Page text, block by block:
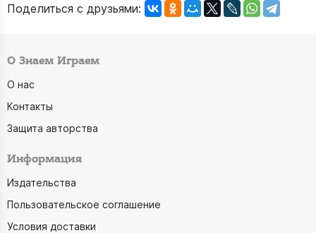
Поделиться с друзьями:
О Знаем Играем
О нас
Контакты
Защита авторства
Информация
Издательства
Пользовательское соглашение
Условия доставки